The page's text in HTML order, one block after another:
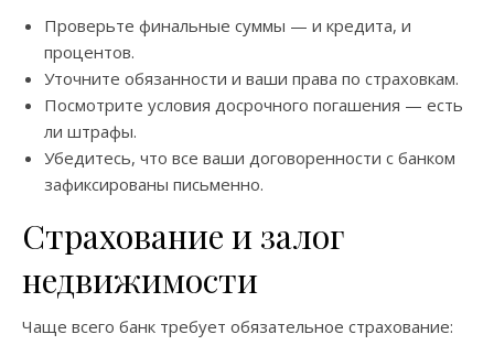
Проверьте финальные суммы — и кредита, и
процентов.
Уточните обязанности и ваши права по страховкам.
Посмотрите условия досрочного погашения — есть
ли штрафы.
Убедитесь, что все ваши договоренности с банком
зафиксированы письменно.
Страхование и залог
недвижимости
Чаще всего банк требует обязательное страхование: